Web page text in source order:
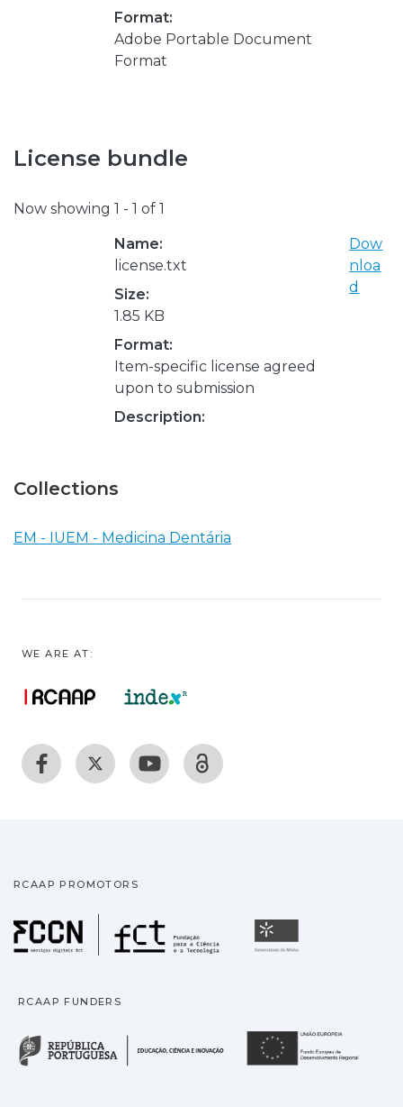
Format:
Adobe Portable Document
Format
License bundle
Now showing 1 - 1 of 1
Name:
license.txt
Size:
1.85 KB
Format:
Item-specific license agreed
upon to submission
Description:
Dow
nloa
d
Collections
EM - IUEM - Medicina Dentária
WE ARE AT:
RCAAP PROMOTORS
Fundação para a
RCAAP FUNDERS
República Portuguesa